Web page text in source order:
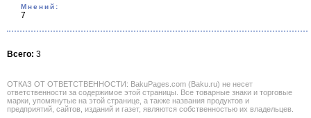
Мнений:
7
Всего: 3
ОТКАЗ ОТ ОТВЕТСТВЕННОСТИ: BakuPages.com (Baku.ru) не несет
ответственности за содержимое этой страницы. Все товарные знаки и торговые
марки, упомянутые на этой странице, а также названия продуктов и
предприятий, сайтов, изданий и газет, являются собственностью их владельцев.